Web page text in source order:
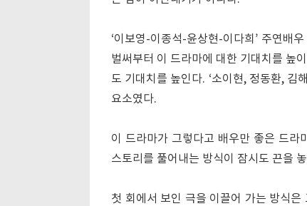
‘이보영-이종석-윤상현-이다희’ 주연배
벌써부터 이 드라마에 대한 기대치를 높
도 기대치를 높인다. ‘소이현, 정동환, 김
요소였다.
이 드라마가 그렇다고 배우만 좋은 드라
스토리를 풀어내는 방식이 잠시도 끈을
첫 회에서 보인 극을 이끌어 가는 방식